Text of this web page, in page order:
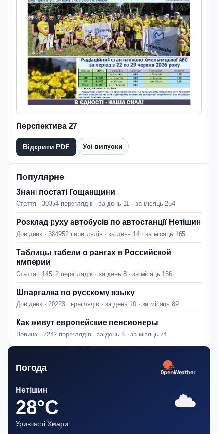
Перспектива 27
Відкрити PDF Усі випуски
Популярне
Знані постаті Гощанщини
Стаття · 30354 переглядів · за день 11 · за місяць 254
Розклад руху автобусів по автостанції Нетішин
Довідник · 384952 переглядів · за день 14 · за місяць 165
Таблицы табели о рангах в Российской
империи
Стаття · 14512 переглядів · за день 8 · за місяць 156
Шпаргалка по русскому языку
Довідник · 20223 переглядів · за день 10 · за місяць 89
Как живут европейские пенсионеры
Новина · 7242 переглядів · за день 8 · за місяць 74
Погода
Нетішин
28°C
Уривчасті Хмари